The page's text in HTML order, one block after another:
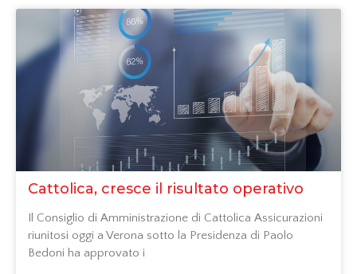
Cattolica, cresce il risultato operativo
Il Consiglio di Amministrazione di Cattolica Assicurazioni
riunitosi oggi a Verona sotto la Presidenza di Paolo
Bedoni ha approvato i